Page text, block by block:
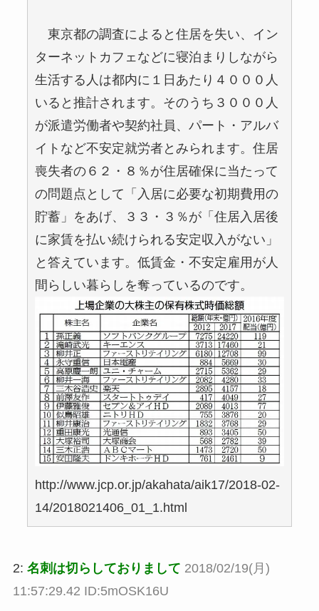
東京都の調査によると住居を失い、イン
ターネットカフェなどに寝泊まりしながら
生活する人は都内に１日あたり４０００人
いると推計されます。そのうち３０００人
が派遣労働者や契約社員、パート・アルバ
イトなど不安定就労者とみられます。住居
喪失者の６２・８％が住居確保に当たって
の問題点として「入居に必要な初期費用の
貯蓄」をあげ、３３・３％が「住居入居後
に家賃を払い続けられる安定収入がない」
と答えています。低賃金・不安定雇用が人
間らしい暮らしを奪っているのです。
http://www.jcp.or.jp/akahata/aik17/2018-02-
14/2018021406_01_1.html
2: 名刺は切らしておりまして 2018/02/19(月)
11:57:29.42 ID:5mOSK16U